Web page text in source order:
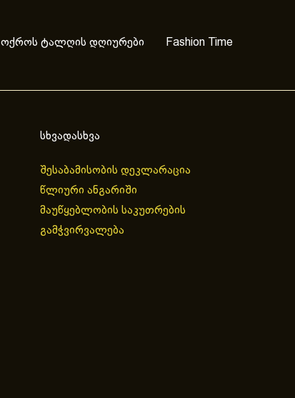
ოქროს ტალღის დღიურები Fashion Time
სხვადასხვა
შესაბამისობის დეკლარაცია
წლიური ანგარიში
მაუწყებლობის საკუთრების
გამჭვირვალება